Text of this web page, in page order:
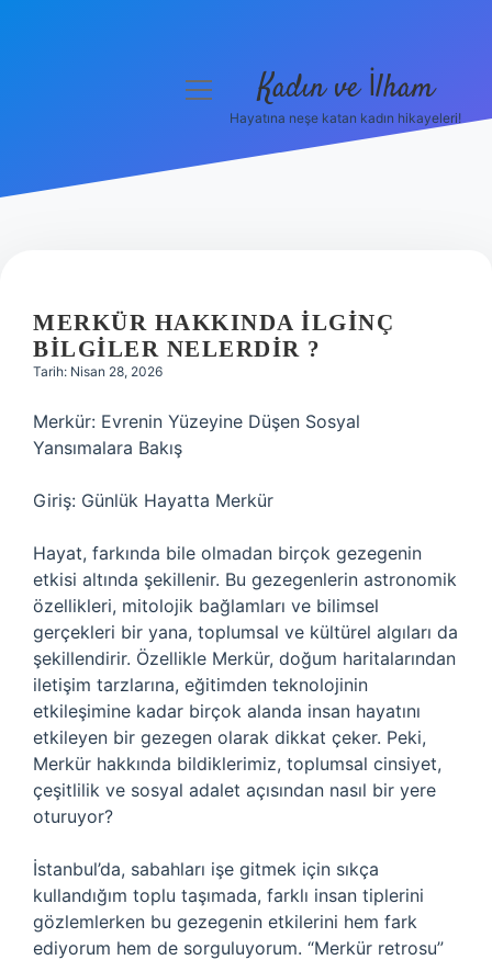
Hakkımızda
menüyü
Kadın ve İlham
Hayatına neşe katan kadın hikayeleri!
MERKÜR HAKKINDA ILGINÇ
BILGILER NELERDIR ?
Tarih: Nisan 28, 2026
Merkür: Evrenin Yüzeyine Düşen Sosyal
Yansımalara Bakış
Giriş: Günlük Hayatta Merkür
Hayat, farkında bile olmadan birçok gezegenin
etkisi altında şekillenir. Bu gezegenlerin astronomik
özellikleri, mitolojik bağlamları ve bilimsel
gerçekleri bir yana, toplumsal ve kültürel algıları da
şekillendirir. Özellikle Merkür, doğum haritalarından
iletişim tarzlarına, eğitimden teknolojinin
etkileşimine kadar birçok alanda insan hayatını
etkileyen bir gezegen olarak dikkat çeker. Peki,
Merkür hakkında bildiklerimiz, toplumsal cinsiyet,
çeşitlilik ve sosyal adalet açısından nasıl bir yere
oturuyor?
İstanbul’da, sabahları işe gitmek için sıkça
kullandığım toplu taşımada, farklı insan tiplerini
gözlemlerken bu gezegenin etkilerini hem fark
ediyorum hem de sorguluyorum. “Merkür retrosu”